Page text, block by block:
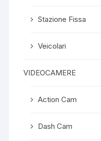
Stazione Fissa
Veicolari
VIDEOCAMERE
Action Cam
Dash Cam